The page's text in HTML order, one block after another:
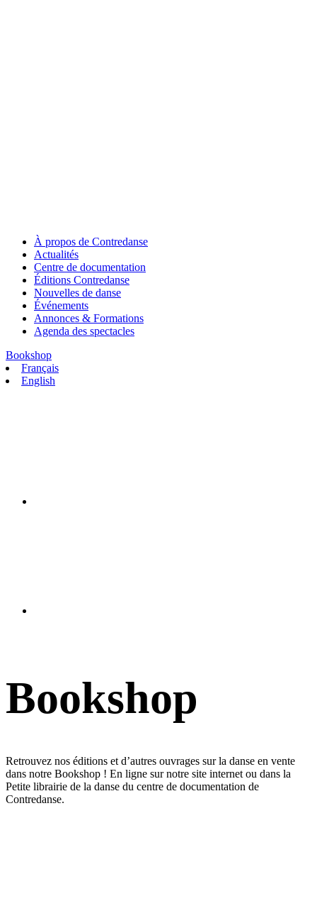
À propos de Contredanse
Actualités
Centre de documentation
Éditions Contredanse
Nouvelles de danse
Événements
Annonces & Formations
Agenda des spectacles
Bookshop
Français
English
Bookshop
Retrouvez nos éditions et d’autres ouvrages sur la danse en vente
dans notre Bookshop ! En ligne sur notre site internet ou dans la
Petite librairie de la danse du centre de documentation de
Contredanse.